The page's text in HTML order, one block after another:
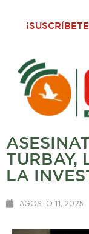
TURBAY,
LA
AGOSTO 11, 2025